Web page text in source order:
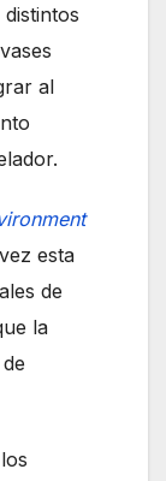
al
esta
de
la